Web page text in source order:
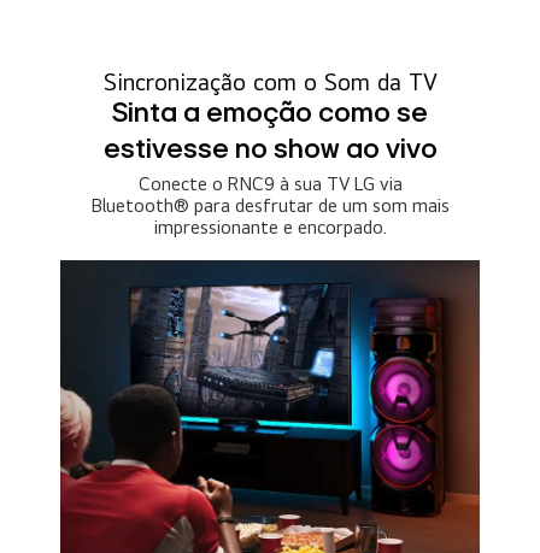
Sincronização com o Som da TV
Sinta a emoção como se
estivesse no show ao vivo
Conecte o RNC9 à sua TV LG via
Bluetooth® para desfrutar de um som mais
impressionante e encorpado.